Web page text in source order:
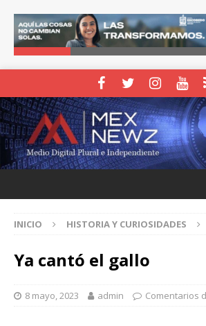
INICIO HISTORIA Y CURIOSIDADES
Ya cantó el gallo
8 mayo, 2023 admin Comentarios